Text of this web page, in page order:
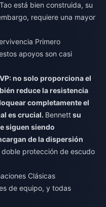
está bien construida, su
requiere una mayor
Primero
apoyos son casi
no solo proporciona el
reduce la resistencia
completamente el
es crucial. Bennettsu
siguen siendo
de la dispersión
protección de escudo
Clásicas
de equipo, y todas